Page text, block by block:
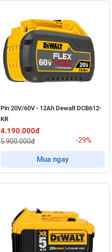
Pin 20V/60V - 12Ah Dewalt DCB612-
KR
4.190.000đ
5.900.000đ -29%
Mua ngay